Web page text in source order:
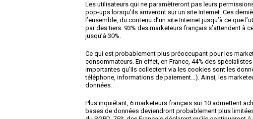
Les utilisateurs qui ne paramètreront pas leurs
pop-ups lorsqu’ils arriveront sur un site Internet. Ces
l’ensemble, du contenu d’un site Internet jusqu’à ce que
par des tiers. 93% des marketeurs français s’attendent à
jusqu’à 30%.
Ce qui est probablement plus préoccupant pour les
consommateurs. En effet, en France, 44% des
importantes qu’ils collectent via les cookies sont les
téléphone, informations de paiement…). Ainsi, les
données.
Plus inquiétant, 6 marketeurs français sur 10 admettent
bases de données deviendront probablement plus